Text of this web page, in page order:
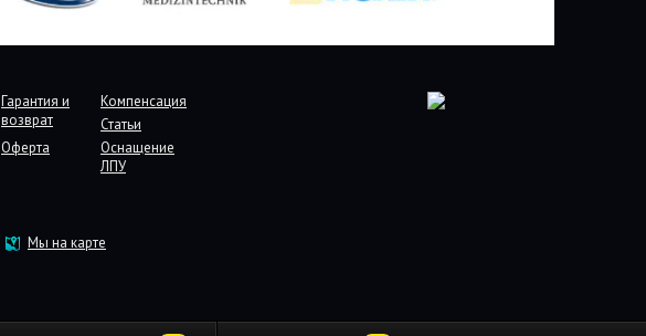
Гарантия и
возврат
Компенсация
Статьи
Оферта
Оснащение
ЛПУ
Мы на карте